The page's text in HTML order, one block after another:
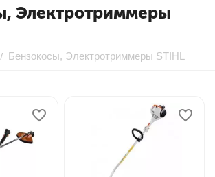
Электротриммеры
/ Бензокосы, Электротриммеры STIHL